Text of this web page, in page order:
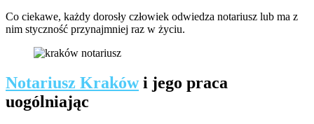
Co ciekawe, każdy dorosły człowiek odwiedza notariusz lub ma z
nim styczność przynajmniej raz w życiu.
Notariusz Krakówi jego praca
uogólniając